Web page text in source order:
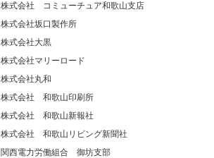
株式会社 コミューチュア和歌山支店
株式会社坂口製作所
株式会社大黒
株式会社マリーロード
株式会社丸和
株式会社 和歌山印刷所
株式会社 和歌山新報社
株式会社 和歌山リビング新聞社
関西電力労働組合 御坊支部